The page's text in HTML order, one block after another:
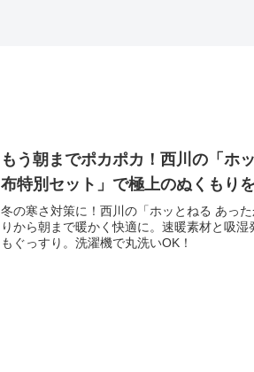
もう朝までポカポカ！西川の「ホ
布特別セット」で極上のぬくもり
冬の寒さ対策に！西川の「ホッとねる あっ
りから朝まで暖かく快適に。速暖素材と吸
もぐっすり。洗濯機で丸洗いOK！